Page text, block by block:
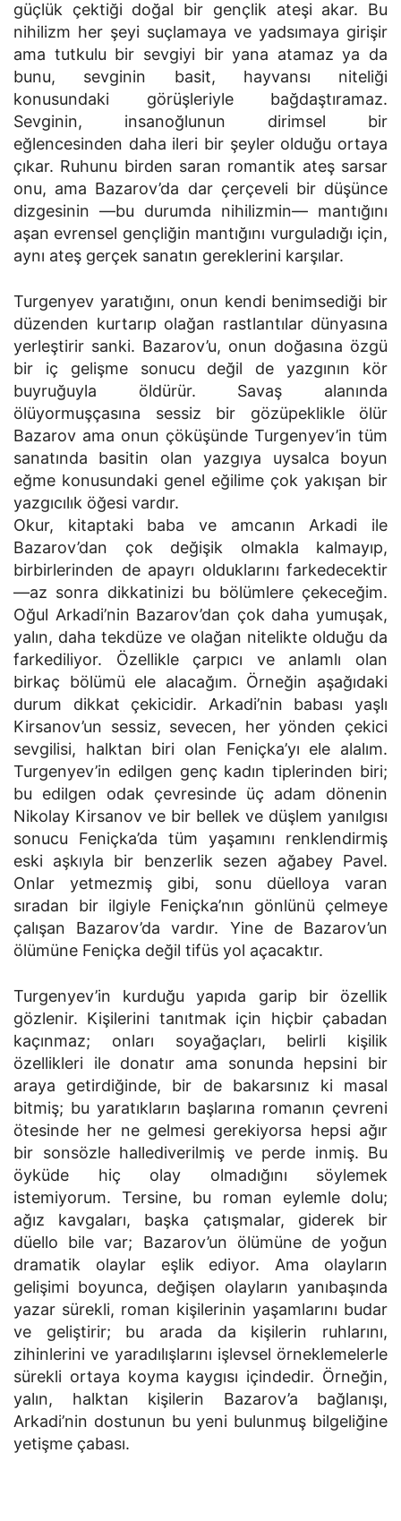
güçlük çektiği doğal bir gençlik ateşi akar. Bu
nihilizm her şeyi suçlamaya ve yadsımaya girişir
ama tutkulu bir sevgiyi bir yana atamaz ya da
bunu, sevginin basit, hayvansı niteliği
konusundaki görüşleriyle bağdaştıramaz.
Sevginin, insanoğlunun dirimsel bir
eğlencesinden daha ileri bir şeyler olduğu ortaya
çıkar. Ruhunu birden saran romantik ateş sarsar
onu, ama Bazarov’da dar çerçeveli bir düşünce
dizgesinin —bu durumda nihilizmin— mantığını
aşan evrensel gençliğin mantığını vurguladığı için,
aynı ateş gerçek sanatın gereklerini karşılar.
Turgenyev yaratığını, onun kendi benimsediği bir
düzenden kurtarıp olağan rastlantılar dünyasına
yerleştirir sanki. Bazarov’u, onun doğasına özgü
bir iç gelişme sonucu değil de yazgının kör
buyruğuyla öldürür. Savaş alanında
ölüyormuşçasına sessiz bir gözüpeklikle ölür
Bazarov ama onun çöküşünde Turgenyev’in tüm
sanatında basitin olan yazgıya uysalca boyun
eğme konusundaki genel eğilime çok yakışan bir
yazgıcılık öğesi vardır.
Okur, kitaptaki baba ve amcanın Arkadi ile
Bazarov’dan çok değişik olmakla kalmayıp,
birbirlerinden de apayrı olduklarını farkedecektir
—az sonra dikkatinizi bu bölümlere çekeceğim.
Oğul Arkadi’nin Bazarov’dan çok daha yumuşak,
yalın, daha tekdüze ve olağan nitelikte olduğu da
farkediliyor. Özellikle çarpıcı ve anlamlı olan
birkaç bölümü ele alacağım. Örneğin aşağıdaki
durum dikkat çekicidir. Arkadi’nin babası yaşlı
Kirsanov’un sessiz, sevecen, her yönden çekici
sevgilisi, halktan biri olan Feniçka’yı ele alalım.
Turgenyev’in edilgen genç kadın tiplerinden biri;
bu edilgen odak çevresinde üç adam dönenin
Nikolay Kirsanov ve bir bellek ve düşlem yanılgısı
sonucu Feniçka’da tüm yaşamını renklendirmiş
eski aşkıyla bir benzerlik sezen ağabey Pavel.
Onlar yetmezmiş gibi, sonu düelloya varan
sıradan bir ilgiyle Feniçka’nın gönlünü çelmeye
çalışan Bazarov’da vardır. Yine de Bazarov’un
ölümüne Feniçka değil tifüs yol açacaktır.
Turgenyev’in kurduğu yapıda garip bir özellik
gözlenir. Kişilerini tanıtmak için hiçbir çabadan
kaçınmaz; onları soyağaçları, belirli kişilik
özellikleri ile donatır ama sonunda hepsini bir
araya getirdiğinde, bir de bakarsınız ki masal
bitmiş; bu yaratıkların başlarına romanın çevreni
ötesinde her ne gelmesi gerekiyorsa hepsi ağır
bir sonsözle hallediverilmiş ve perde inmiş. Bu
öyküde hiç olay olmadığını söylemek
istemiyorum. Tersine, bu roman eylemle dolu;
ağız kavgaları, başka çatışmalar, giderek bir
düello bile var; Bazarov’un ölümüne de yoğun
dramatik olaylar eşlik ediyor. Ama olayların
gelişimi boyunca, değişen olayların yanıbaşında
yazar sürekli, roman kişilerinin yaşamlarını budar
ve geliştirir; bu arada da kişilerin ruhlarını,
zihinlerini ve yaradılışlarını işlevsel örneklemelerle
sürekli ortaya koyma kaygısı içindedir. Örneğin,
yalın, halktan kişilerin Bazarov’a bağlanışı,
Arkadi’nin dostunun bu yeni bulunmuş bilgeliğine
yetişme çabası.